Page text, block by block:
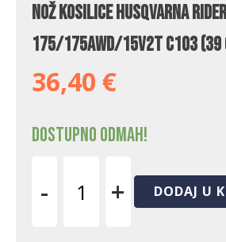
Nož kosilice Husqvarna Rider
175/175AWD/15V2T C103
36,40 €
Dostupno odmah!
- + DODAJ U